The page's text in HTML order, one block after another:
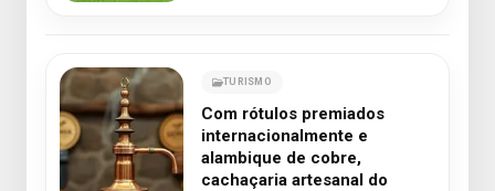
TURISMO
Com rótulos premiados
internacionalmente e
alambique de cobre,
cachaçaria artesanal do